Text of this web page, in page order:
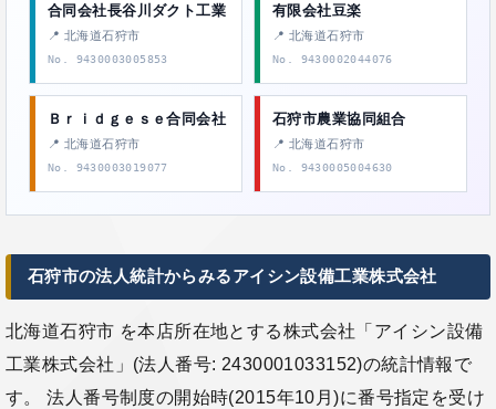
合同会社長谷川ダクト工業
📍 北海道石狩市
No. 9430003005853
有限会社豆楽
📍 北海道石狩市
No. 9430002044076
Ｂｒｉｄｇｅｓｅ合同会社
📍 北海道石狩市
No. 9430003019077
石狩市農業協同組合
📍 北海道石狩市
No. 9430005004630
石狩市の法人統計からみるアイシン設備工業株式会社
北海道石狩市 を本店所在地とする株式会社「アイシン設備
工業株式会社」(法人番号: 2430001033152)の統計情報で
す。 法人番号制度の開始時(2015年10月)に番号指定を受け